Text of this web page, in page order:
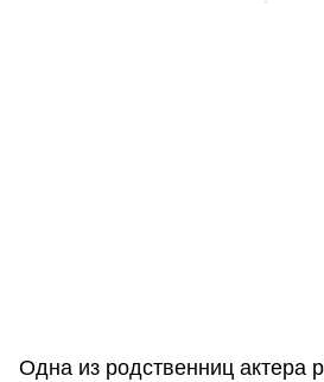
Одна из родственниц актера